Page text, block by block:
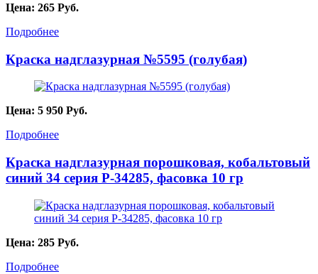
Цена: 265 Руб.
Подробнее
Краска надглазурная №5595 (голубая)
Цена: 5 950 Руб.
Подробнее
Краска надглазурная порошковая, кобальтовый
синий 34 серия P-34285, фасовка 10 гр
Цена: 285 Руб.
Подробнее